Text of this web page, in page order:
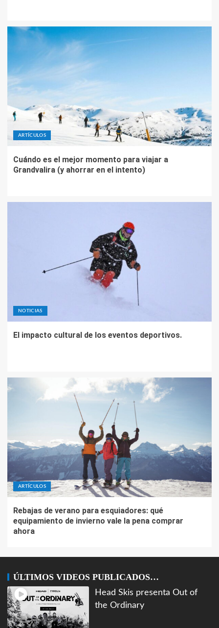
ARTÍCULOS
Cuándo es el mejor momento para viajar a
Grandvalira (y ahorrar en el intento)
NOTICIAS
El impacto cultural de los eventos deportivos.
ARTÍCULOS
Rebajas de verano para esquiadores: qué
equipamiento de invierno vale la pena comprar
ahora
ÚLTIMOS VIDEOS PUBLICADOS…
Head Skis presenta Out of
the Ordinary